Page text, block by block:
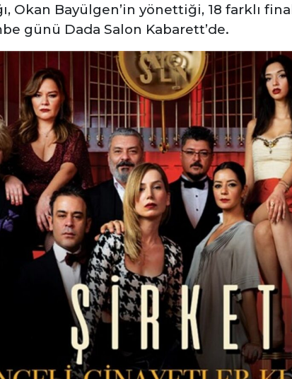
Okan Bayülgen’in yönettiği, 18 farklı
günü Dada Salon Kabarett’de.